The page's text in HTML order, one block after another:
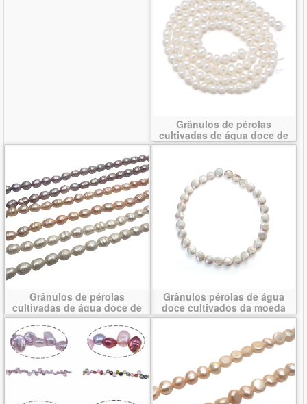
Grânulos de pérolas
cultivadas de água doce de
forma redomda.
Grânulos de pérolas
cultivadas de água doce de
froma de arroz
Grânulos pérolas de água
doce cultivados da moeda